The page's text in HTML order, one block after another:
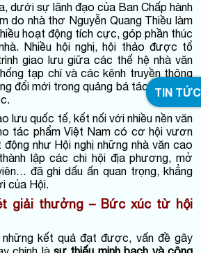
TIN TỨC
dưới sự lãnh đạo của Ban Chấp hành
do nhà thơ Nguyễn Quang Thiều làm
hoạt động tích cực, góp phần thúc
Nhiều hội nghị, hội thảo được tổ
giao lưu giữa các thế hệ nhà văn
tạp chí và các kênh truyền thông
đổi mới trong quảng bá tác phẩm và
lưu quốc tế, kết nối với nhiều nền văn
tác phẩm Việt Nam có cơ hội vươn
như Hội nghị những nhà văn cao
lập các chi hội địa phương, mở
đã ghi dấu ấn quan trọng, khẳng
của Hội.
giải thưởng – Bức xúc từ hội
những kết quả đạt được, vấn đề gây